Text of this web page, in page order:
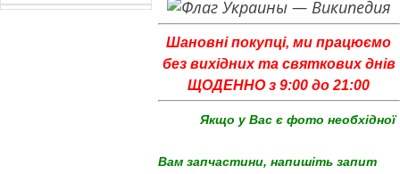
Шановні покупці, ми працюємо
без вихідних та святкових днів
ЩОДЕННО з 9:00 до 21:00
Якщо у Вас є фото необхідної
Вам запчастини, напишіть запит